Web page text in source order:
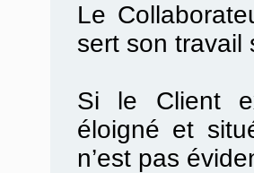
Le
sert son travail
Si le Client
éloigné et
n’est pas